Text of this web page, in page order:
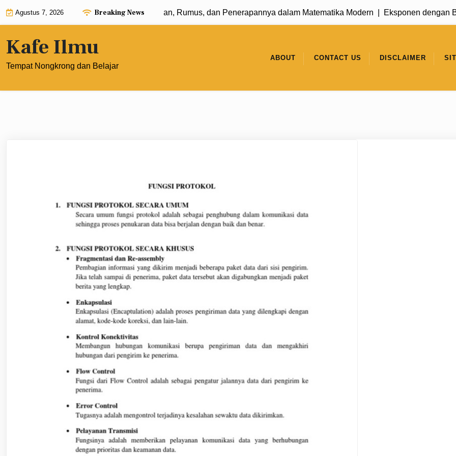
Agustus 7, 2026 Breaking News
Eksponen dengan Pangkat 0: Pengertian, Rumus, dan Penerapannya dalam Matematika Modern |Eksponen dengan Basis
Kafe Ilmu
Tempat Nongkrong dan Belajar
ABOUT CONTACT US DISCLAIMER